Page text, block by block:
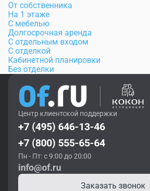
От собственника
На 1 этаже
С мебелью
Долгосрочная аренда
С отдельным входом
С отделкой
Кабинетной планировки
Без отделки
Центр клиентской поддержки
+7 (495) 646-13-46
+7 (800) 555-65-64
Пн - Пт: с 9:00 до 20:00
info@of.ru
Заказать звонок